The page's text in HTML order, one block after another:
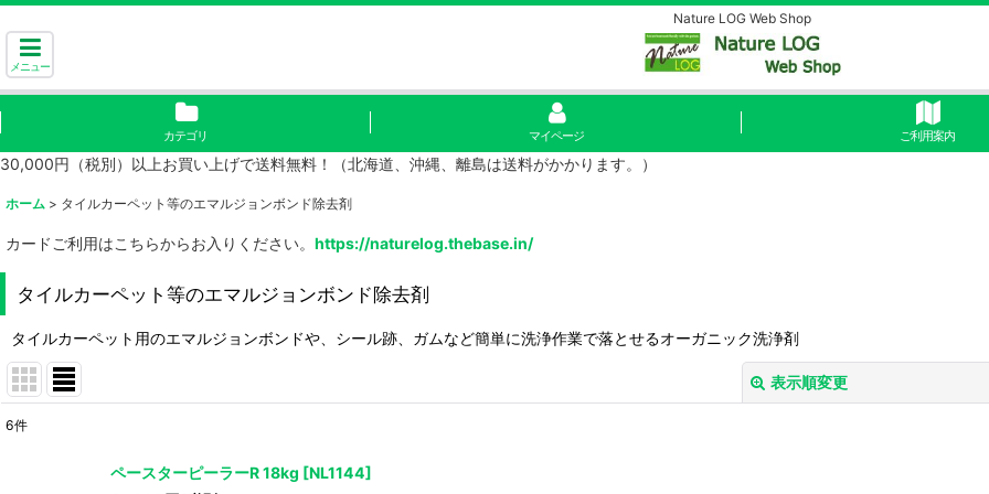
Nature LOG Web Shop
メニュー
カテゴリ マイページ ご利用案内
30,000円（税別）以上お買い上げで送料無料！（北海道、沖縄、離島は送料がかかります。）
ホーム > タイルカーペット等のエマルジョンボンド除去剤
カードご利用はこちらからお入りください。 https://naturelog.thebase.in/
タイルカーペット等のエマルジョンボンド除去剤
タイルカーペット用のエマルジョンボンドや、シール跡、ガムなど簡単に洗浄作業で落とせるオーガニック洗浄剤
表示順変更
6件
ペースターピーラーR 18kg [NL1144]